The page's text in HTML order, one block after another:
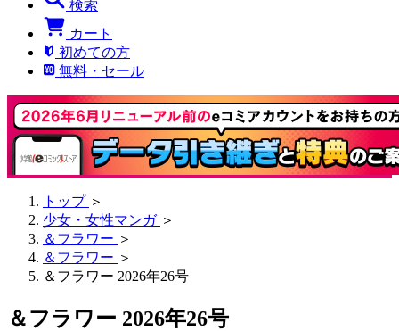
検索
カート
初めての方
無料・セール
トップ ＞
少女・女性マンガ ＞
＆フラワー ＞
＆フラワー ＞
＆フラワー 2026年26号
＆フラワー 2026年26号